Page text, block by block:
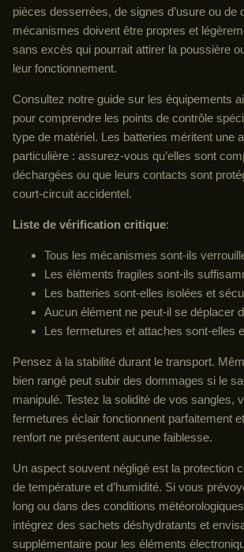
pièces desserrées, de signes d’usure ou de
mécanismes doivent être propres et
sans excès qui pourrait attirer la poussière
leur fonctionnement.
Consultez notre guide sur les équipements
pour comprendre les points de contrôle
type de matériel. Les batteries méritent une
particulière : assurez-vous qu’elles sont
déchargées ou que leurs contacts sont
court-circuit accidentel.
Liste de vérification critique:
Tous les mécanismes sont-ils
Les éléments fragiles sont-ils
Les batteries sont-elles isolées et
Aucun élément ne peut-il se déplacer
Les fermetures et attaches sont-elles
Pensez à la stabilité durant le transport.
bien rangé peut subir des dommages si le
manipulé. Testez la solidité de vos sangles,
fermetures éclair fonctionnent parfaitement
renfort ne présentent aucune faiblesse.
Un aspect souvent négligé est la protection
de température et d’humidité. Si vous
long ou dans des conditions
intégrez des sachets déshydratants et
supplémentaire pour les éléments